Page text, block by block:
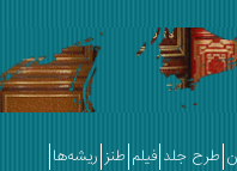
طرح جلد فیلم طنز ریشه‌ها